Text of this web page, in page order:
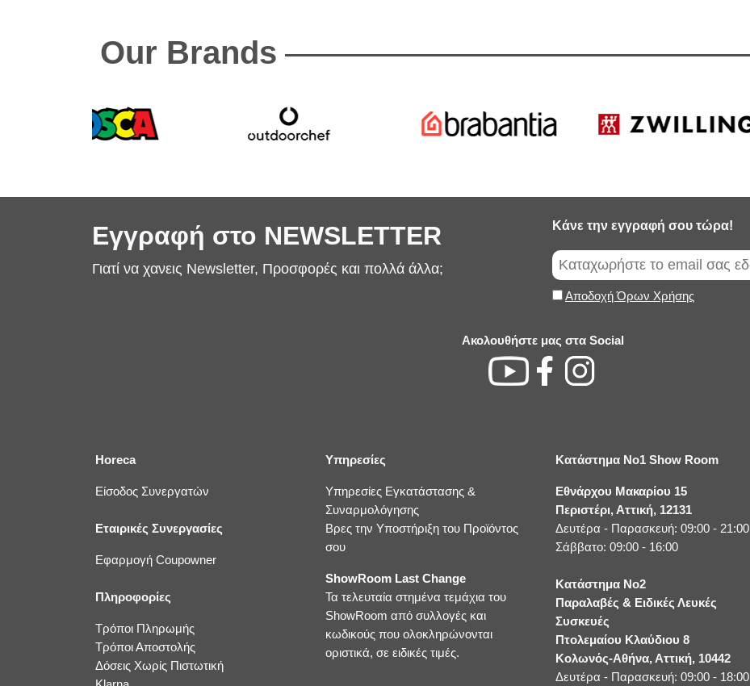
Our Brands
Εγγραφή στο NEWSLETTER
Γιατί να χανεις Newsletter, Προσφορές και πολλά άλλα;
Κάνε την εγγραφή σου τώρα!
Αποδοχή Όρων Χρήσης
Ακολουθήστε μας στα Social
Horeca
Είσοδος Συνεργατών
Εταιρικές Συνεργασίες
Εφαρμογή Coupowner
Πληροφορίες
Τρόποι Πληρωμής
Τρόποι Αποστολής
Δόσεις Χωρίς Πιστωτική
Υπηρεσίες
Υπηρεσίες Εγκατάστασης &
Συναρμολόγησης
Βρες την Υποστήριξη του Προϊόντος
σου
ShowRoom Last Change
Τα τελευταία στημένα τεμάχια του
ShowRoom από συλλογές και
κωδικούς που ολοκληρώνονται
οριστικά, σε ειδικές τιμές.
Κατάστημα No1 Show Room
Εθνάρχου Μακαρίου 15
Περιστέρι, Αττική, 12131
Δευτέρα - Παρασκευή: 09:00 - 21:00
Σάββατο: 09:00 - 16:00
Κατάστημα No2
Παραλαβές & Ειδικές Λευκές
Συσκευές
Πτολεμαίου Κλαύδιου 8
Κολωνός-Αθήνα, Αττική, 10442
Δευτέρα - Παρασκευή: 09:00 - 18:00